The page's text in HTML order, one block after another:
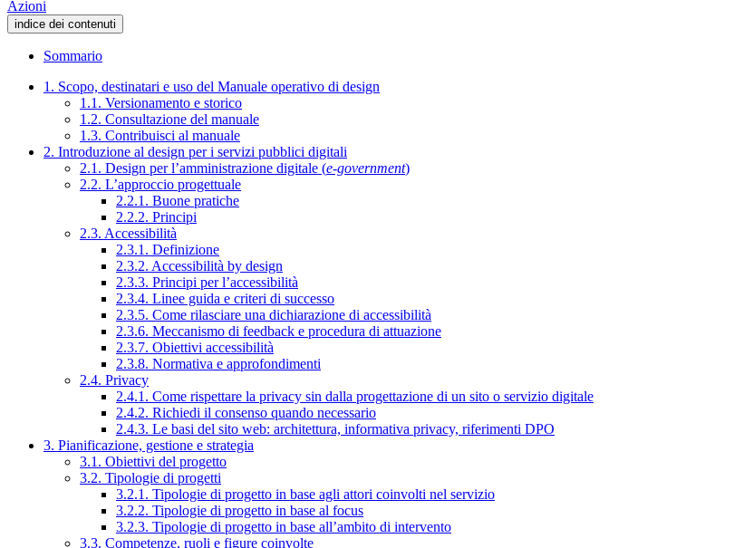
Azioni
indice dei contenuti
Sommario
1. Scopo, destinatari e uso del Manuale operativo di design
1.1. Versionamento e storico
1.2. Consultazione del manuale
1.3. Contribuisci al manuale
2. Introduzione al design per i servizi pubblici digitali
2.1. Design per l’amministrazione digitale (e-government)
2.2. L’approccio progettuale
2.2.1. Buone pratiche
2.2.2. Principi
2.3. Accessibilità
2.3.1. Definizione
2.3.2. Accessibilità by design
2.3.3. Principi per l’accessibilità
2.3.4. Linee guida e criteri di successo
2.3.5. Come rilasciare una dichiarazione di accessibilità
2.3.6. Meccanismo di feedback e procedura di attuazione
2.3.7. Obiettivi accessibilità
2.3.8. Normativa e approfondimenti
2.4. Privacy
2.4.1. Come rispettare la privacy sin dalla progettazione di un sito o servizio digitale
2.4.2. Richiedi il consenso quando necessario
2.4.3. Le basi del sito web: architettura, informativa privacy, riferimenti DPO
3. Pianificazione, gestione e strategia
3.1. Obiettivi del progetto
3.2. Tipologie di progetti
3.2.1. Tipologie di progetto in base agli attori coinvolti nel servizio
3.2.2. Tipologie di progetto in base al focus
3.2.3. Tipologie di progetto in base all’ambito di intervento
3.3. Competenze, ruoli e figure coinvolte